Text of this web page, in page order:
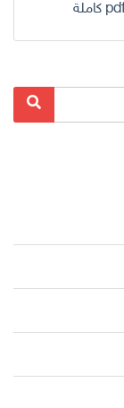
بحث